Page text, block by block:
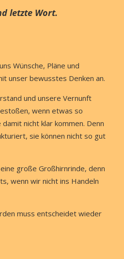
letzte Wort.
Wünsche, Pläne und
unser bewusstes Denken an.
und unsere Vernunft
wenn etwas so
nicht klar kommen. Denn
sie können nicht so gut
große Großhirnrinde, denn
wenn wir nicht ins Handeln
muss entscheidet wieder